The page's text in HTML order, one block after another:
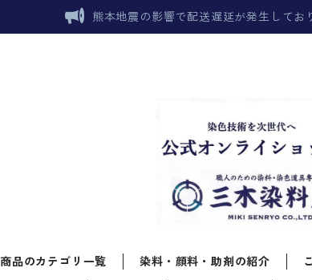
熊本地震の影響で配送遅延が発生してお
商品のカテゴリ一覧 染料・顔料・助剤の紹介